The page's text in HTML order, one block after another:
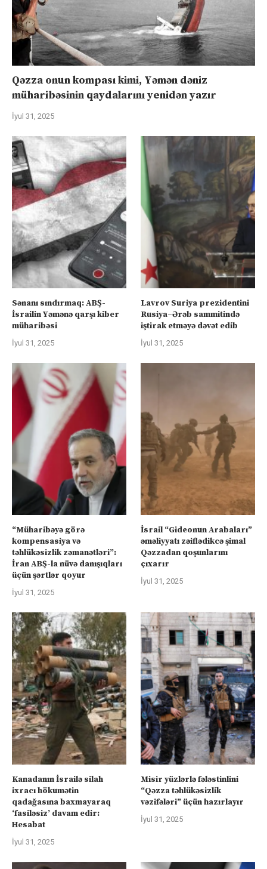
Qəzza onun kompası kimi, Yəmən dəniz
müharibəsinin qaydalarını yenidən yazır
İyul 31, 2025
Sənanı sındırmaq: ABŞ-
İsrailin Yəmənə qarşı kiber
müharibəsi
İyul 31, 2025
Lavrov Suriya prezidentini
Rusiya–Ərəb sammitində
iştirak etməyə dəvət edib
İyul 31, 2025
“Müharibəyə görə
kompensasiya və
təhlükəsizlik zəmanətləri”:
İran ABŞ-la nüvə danışıqları
üçün şərtlər qoyur
İyul 31, 2025
İsrail “Gideonun Arabaları”
əməliyyatı zəiflədikcə şimal
Qəzzadan qoşunlarını
çıxarır
İyul 31, 2025
Kanadanın İsrailə silah
ixracı hökumətin
qadağasına baxmayaraq
‘fasiləsiz’ davam edir:
Hesabat
İyul 31, 2025
Misir yüzlərlə fələstinlini
“Qəzza təhlükəsizlik
vəzifələri” üçün hazırlayır
İyul 31, 2025